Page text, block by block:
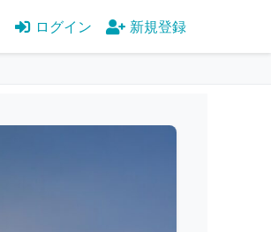
ログイン 新規登録